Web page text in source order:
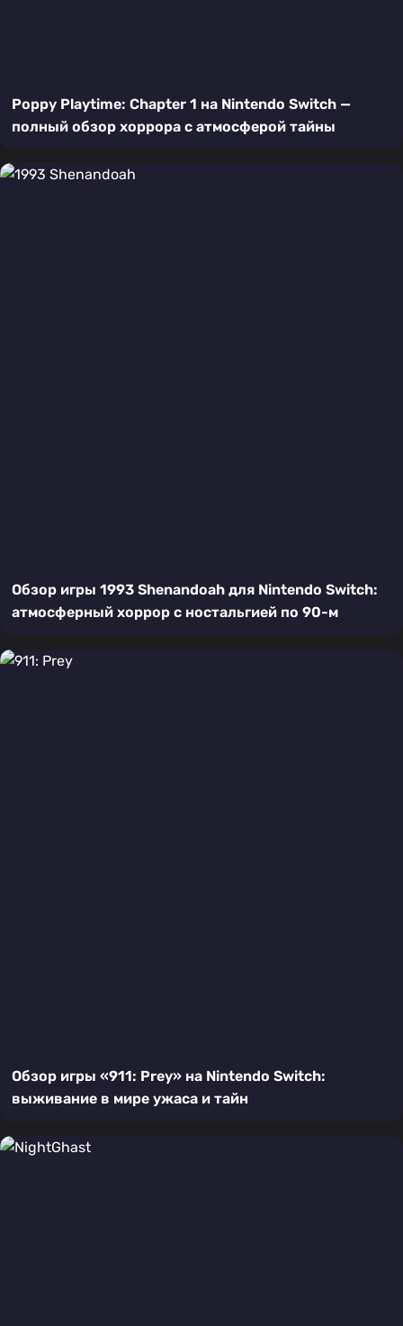
Poppy Playtime: Chapter 1 на Nintendo Switch —
полный обзор хоррора с атмосферой тайны
Обзор игры 1993 Shenandoah для Nintendo Switch:
атмосферный хоррор с ностальгией по 90-м
Обзор игры «911: Prey» на Nintendo Switch:
выживание в мире ужаса и тайн